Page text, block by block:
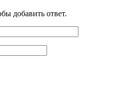
добавить ответ.